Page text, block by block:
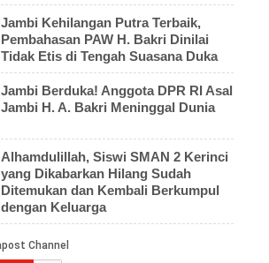
Jambi Kehilangan Putra Terbaik,
Pembahasan PAW H. Bakri Dinilai
Tidak Etis di Tengah Suasana Duka
Jambi Berduka! Anggota DPR RI Asal
Jambi H. A. Bakri Meninggal Dunia
Alhamdulillah, Siswi SMAN 2 Kerinci
yang Dikabarkan Hilang Sudah
Ditemukan dan Kembali Berkumpul
dengan Keluarga